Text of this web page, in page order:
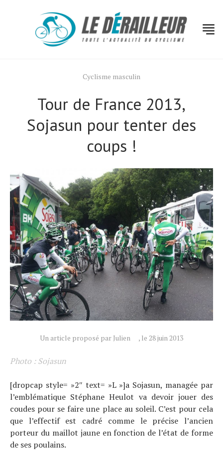
Cyclisme masculin
Tour de France 2013,
Sojasun pour tenter des
coups !
Un article proposé par Julien , le 28 juin 2013
Photo : Sojasun
[dropcap style= »2″ text= »L »]a Sojasun, managée par
l’emblématique Stéphane Heulot va devoir jouer des
coudes pour se faire une place au soleil. C’est pour cela
que l’effectif est cadré comme le précise l’ancien
porteur du maillot jaune en fonction de l’état de forme
de ses poulains.
Actualités
Technologies
Tests de produits
Conseils
Tendances
Tous nos articles
À propos